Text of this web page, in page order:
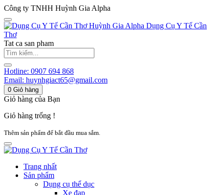
Công ty TNHH Huỳnh Gia Alpha
Huỳnh Gia Alpha Dụng Cụ Y Tế Cần
Thơ
Tat ca san pham
Hotline: 0907 694 868
Email: huynhgiact65@gmail.com
0 Giỏ hàng
Giỏ hàng của Bạn
Giỏ hàng trống !
Thêm sản phẩm để bắt đầu mua sắm.
Trang nhất
Sản phẩm
Dụng cụ thể dục
Xe đạp